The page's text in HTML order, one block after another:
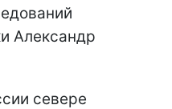
Александр
севере